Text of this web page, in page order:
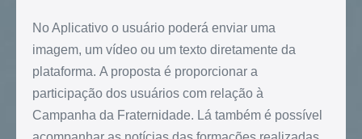
No Aplicativo o usuário poderá enviar uma
imagem, um vídeo ou um texto diretamente da
plataforma. A proposta é proporcionar a
participação dos usuários com relação à
Campanha da Fraternidade. Lá também é possível